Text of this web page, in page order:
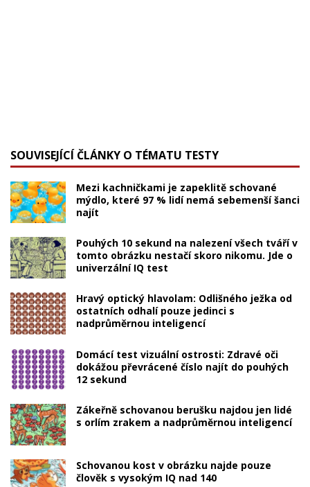
SOUVISEJÍCÍ ČLÁNKY O TÉMATU TESTY
Mezi kachničkami je zapeklitě schované
mýdlo, které 97 % lidí nemá sebemenší šanci
najít
Pouhých 10 sekund na nalezení všech tváří v
tomto obrázku nestačí skoro nikomu. Jde o
univerzální IQ test
Hravý optický hlavolam: Odlišného ježka od
ostatních odhalí pouze jedinci s
nadprůměrnou inteligencí
Domácí test vizuální ostrosti: Zdravé oči
dokážou převrácené číslo najít do pouhých
12 sekund
Zákeřně schovanou berušku najdou jen lidé
s orlím zrakem a nadprůměrnou inteligencí
Schovanou kost v obrázku najde pouze
člověk s vysokým IQ nad 140